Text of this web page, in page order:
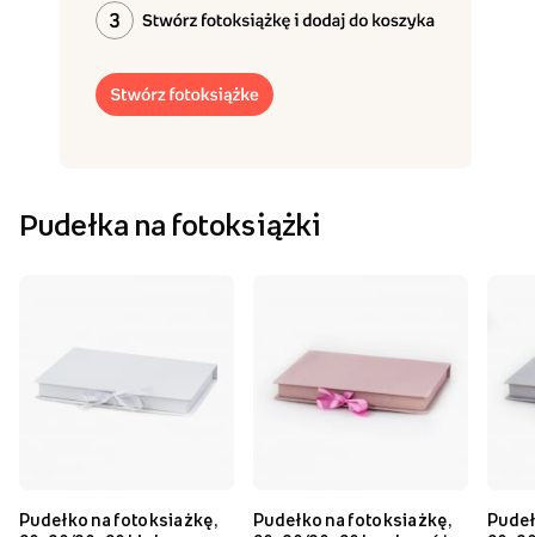
Pudełka na fotoksiążki
Pudełko na fotoksiażkę,
Pudełko na fotoksiażkę,